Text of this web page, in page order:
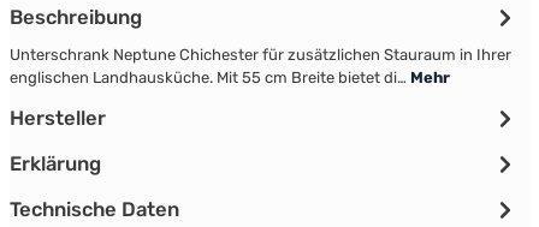
Beschreibung
Unterschrank Neptune Chichester für zusätzlichen Stauraum in Ihrer
englischen Landhausküche. Mit 55 cm Breite bietet di… Mehr
Hersteller
Erklärung
Technische Daten